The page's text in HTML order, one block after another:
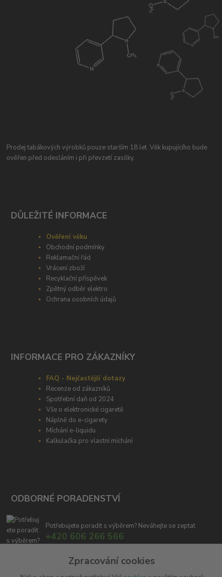
Prodej tabákových výrobků pouze starším 18 let. Věk kupujícího bude
ověřen před odesláním i při převzetí zasilky.
DŮLEŽITÉ INFORMACE
Ověření věku
Obchodní podmínky
Reklamační řád
Vrácení zboží
Recyklační příspěvek
Zpětný odběr elektro
Ochrana osobních údajů
INFORMACE PRO ZÁKAZNÍKY
FAQ - Nejčastější dotazy
Recenze od zákazníků
Spotřební daň od 2024
Vše o elektronické cigaretě
Náplně do e-cigarety
Míchání e-liquidu
Kalkulačka pro vlastní míchání
ODBORNÉ PORADENSTVÍ
Potřebujete poradit s výběrem? Neváhejte se zeptat
+420 606 266 566
info@e-cigaretka.czZpracování cookies